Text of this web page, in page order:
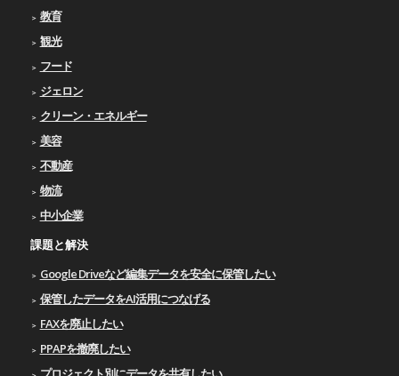
教育
観光
フード
ジェロン
クリーン・エネルギー
美容
不動産
物流
中小企業
課題と解決
Google Driveなど編集データを安全に保管したい
保管したデータをAI活用につなげる
FAXを廃止したい
PPAPを撤廃したい